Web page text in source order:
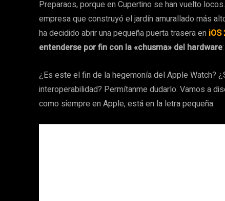
Preparaos, porque en Cupertino se han vuelto
empresa que construyó el jardín amurallado más
ha decidido abrir una pequeña puerta trasera en iOS
entenderse por fin con la «chusma» del hardware
¿Es este el fin de la hegemonía del Apple Watch?
interoperabilidad? Permítanme dudarlo. Vamos a
como siempre en Apple, está en la letra pequeña.